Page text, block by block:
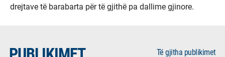
drejtave të barabarta për të gjithë pa dallime gjinore.
Të gjitha publikimet